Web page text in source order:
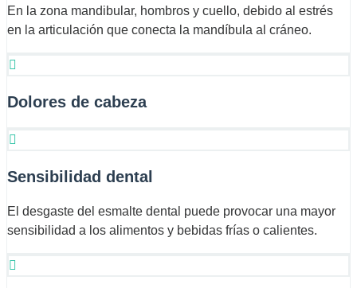
En la zona mandibular, hombros y cuello, debido al estrés
en la articulación que conecta la mandíbula al cráneo.
Dolores de cabeza
Sensibilidad dental
El desgaste del esmalte dental puede provocar una mayor
sensibilidad a los alimentos y bebidas frías o calientes.